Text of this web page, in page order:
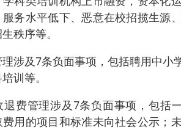
务水平低下、恶意在校招揽生源
秩序等。
涉及7条负面事项，包括聘用中小
训等。
退费管理涉及7条负面事项，包括
费用的项目和标准未向社会公示；